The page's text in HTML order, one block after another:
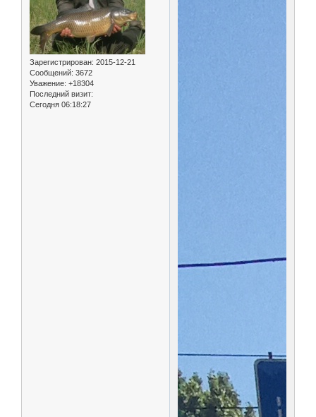
Зарегистрирован: 2015-12-21
Сообщений: 3672
Уважение: +18304
Последний визит:
Сегодня 06:18:27